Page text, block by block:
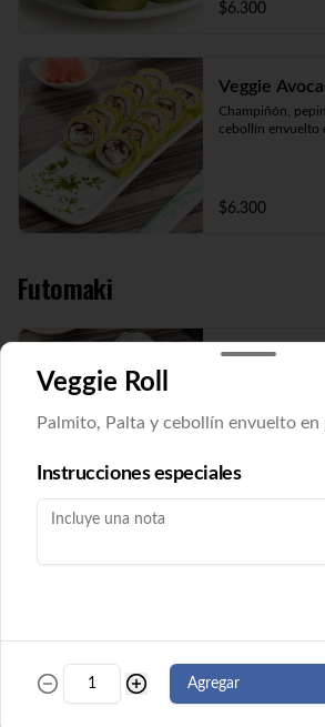
$6.300
Veggie
Champiñón,
cebollín envuelto
$6.300
Futomaki
Futomaki
$5.500
$5.500
Veggie Roll
Palmito, Palta y cebollín envuelto en
Instrucciones especiales
Agregar